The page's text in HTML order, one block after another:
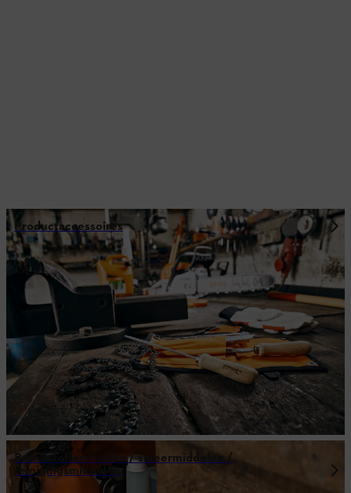
Productaccessoires
Brandstoffen / oliën / smeermiddelen /
reinigingsmiddelen